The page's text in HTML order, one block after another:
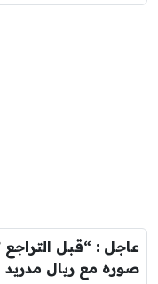
عاجل : “قبل
صوره مع ريال مدريد